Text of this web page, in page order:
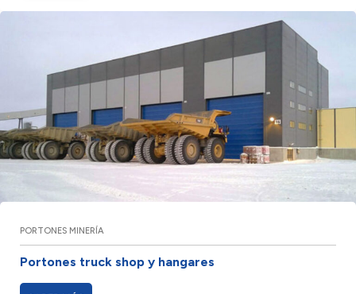
PORTONES MINERÍA
Portones truck shop y hangares